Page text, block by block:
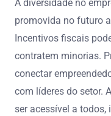
A diversidade no
promovida no futuro
Incentivos fiscais
contratem minorias.
conectar
com líderes do setor.
ser acessível a todos,